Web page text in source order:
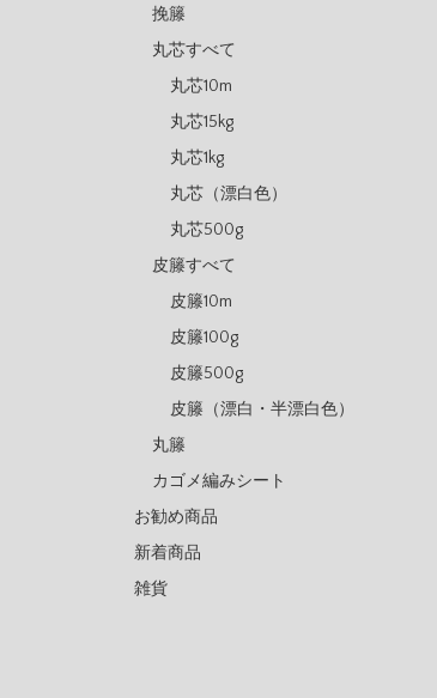
挽籐
丸芯すべて
丸芯10m
丸芯15kg
丸芯1kg
丸芯（漂白色）
丸芯500g
皮籐すべて
皮籐10m
皮籐100g
皮籐500g
皮籐（漂白・半漂白色）
丸籐
カゴメ編みシート
お勧め商品
新着商品
雑貨